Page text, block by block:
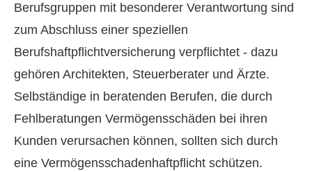
Berufsgruppen mit besonderer Verantwortung sind
zum Abschluss einer speziellen
Berufshaftpflichtversicherung verpflichtet - dazu
gehören Architekten, Steuerberater und Ärzte.
Selbständige in beratenden Berufen, die durch
Fehlberatungen Vermögensschäden bei ihren
Kunden verursachen können, sollten sich durch
eine Vermögensschadenhaftpflicht schützen.